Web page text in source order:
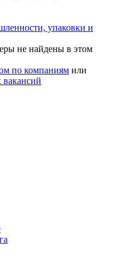
упаковки и
не найдены в этом
по компаниям или